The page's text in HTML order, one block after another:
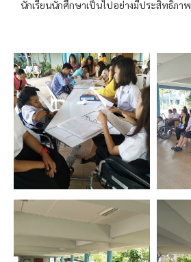
นักเรียนนักศึกษาเป็นไปอย่างมีประสิทธิภาพ